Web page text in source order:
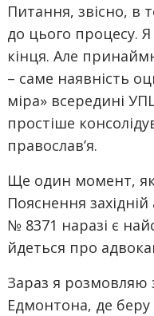
Питання, звісно, в
до цього процесу.
кінця. Але
– саме наявність
міра» всередині
простіше
православ’я.
Ще один момент,
Пояснення
№ 8371 наразі є
йдеться про
Зараз я розмовляю
Едмонтона, де беру